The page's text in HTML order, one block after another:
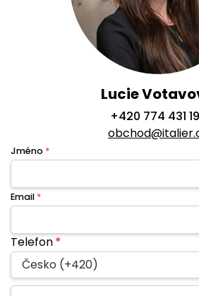
Lucie
+420 774 431
Jméno *
Email *
Telefon*
Česko (+420)